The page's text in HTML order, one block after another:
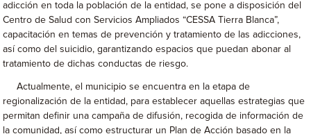
adicción en toda la población de la entidad, se pone a disposición del
Centro de Salud con Servicios Ampliados “CESSA Tierra Blanca”,
capacitación en temas de prevención y tratamiento de las adicciones,
así como del suicidio, garantizando espacios que puedan abonar al
tratamiento de dichas conductas de riesgo.
Actualmente, el municipio se encuentra en la etapa de
regionalización de la entidad, para establecer aquellas estrategias que
permitan definir una campaña de difusión, recogida de información de
la comunidad, así como estructurar un Plan de Acción basado en la